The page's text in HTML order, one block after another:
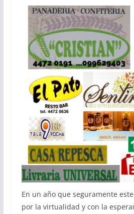
En un año que seguramente
por la virtualidad y con la